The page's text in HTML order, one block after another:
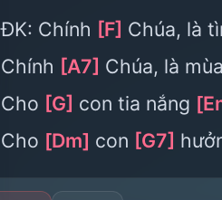
ĐK: Chính [F] Chúa, là
Chính [A7] Chúa, là mùa
Cho [G] con tia nắng
Cho [Dm] con [G7]